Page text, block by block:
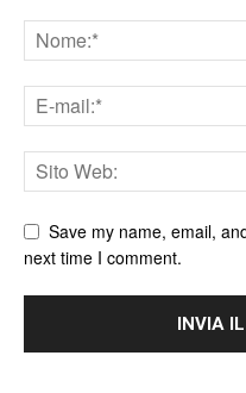
Save my name, email,
next time I comment.